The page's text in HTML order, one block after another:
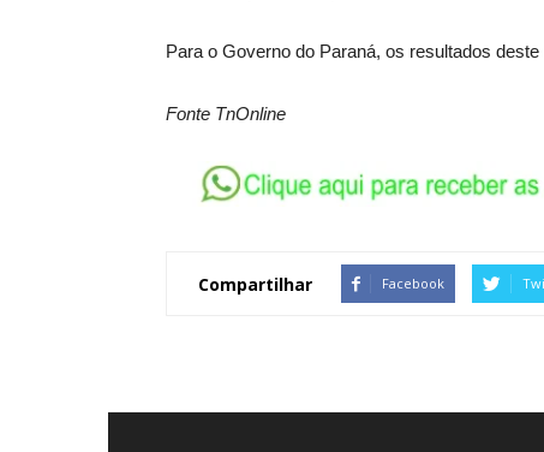
Para o Governo do Paraná, os resultados
Fonte TnOnline
Compartilhar Facebook